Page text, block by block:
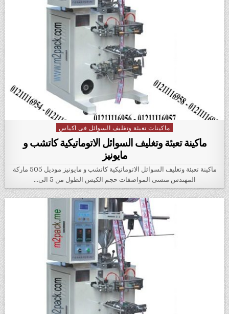
Posted in
ماكينات تعبئة وتغليف السوائل فى اكياس
ماكينة تعبئة وتغليف السوائل الاتوماتيكية كاتشب و
مايونيز
ماكينة تعبئة وتغليف السوائل الاتوماتيكية كاتشب و مايونيز موديل 505 ماركة
المهندس منسى المواصفات حجم الكيس الطول من 5 الى…